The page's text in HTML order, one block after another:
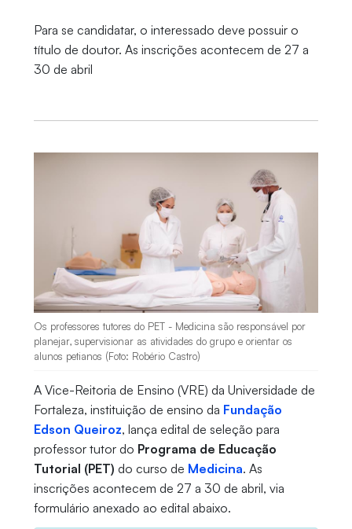
Para se candidatar, o interessado deve possuir o
título de doutor. As inscrições acontecem de 27 a
30 de abril
Os professores tutores do PET - Medicina são responsável por
planejar, supervisionar as atividades do grupo e orientar os
alunos petianos (Foto: Robério Castro)
A Vice-Reitoria de Ensino (VRE) da Universidade de
Fortaleza, instituição de ensino da Fundação
Edson Queiroz, lança edital de seleção para
professor tutor do Programa de Educação
Tutorial (PET) do curso de Medicina. As
inscrições acontecem de 27 a 30 de abril, via
formulário anexado ao edital abaixo.